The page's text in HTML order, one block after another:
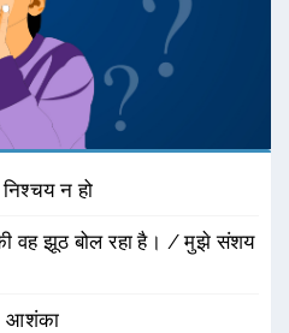
निश्चय न हो
वह झूठ बोल रहा है। / मुझे संशय
,आशंका